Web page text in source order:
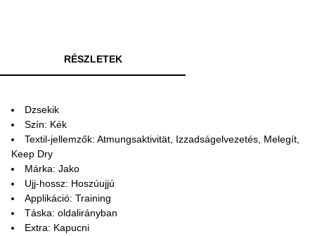
RÉSZLETEK
Dzsekik
Szín: Kék
Textil-jellemzők: Atmungsaktivität, Izzadságelvezetés, Melegít,
Keep Dry
Márka: Jako
Ujj-hossz: Hoszúujjú
Applikáció: Training
Táska: oldalirányban
Extra: Kapucni